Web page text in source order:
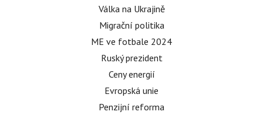
Válka na Ukrajině
Migrační politika
ME ve fotbale 2024
Ruský prezident
Ceny energií
Evropská unie
Penzijní reforma